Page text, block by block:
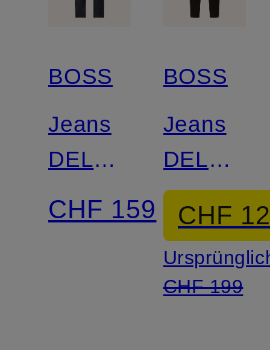
BOSS
Jeans
DELAWARE
Slim Fit
CHF 159
BOSS
Jeans
Slim Fit
CHF
CHF 199